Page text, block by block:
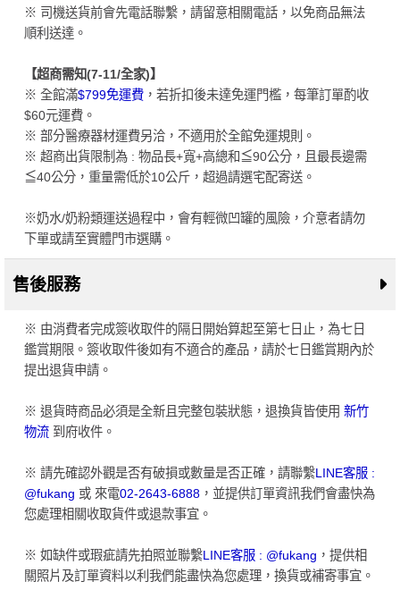
※ 司機送貨前會先電話聯繫，請留意相關電話，以免商品無法
順利送達。
【超商需知(7-11/全家)】
※ 全館滿$799免運費，若折扣後未達免運門檻，每筆訂單酌收
$60元運費。
※ 部分醫療器材運費另洽，不適用於全館免運規則。
※ 超商出貨限制為 : 物品長+寬+高總和≦90公分，且最長邊需
≦40公分，重量需低於10公斤，超過請選宅配寄送。
※奶水/奶粉類運送過程中，會有輕微凹罐的風險，介意者請勿
下單或請至實體門市選購。
售後服務
※ 由消費者完成簽收取件的隔日開始算起至第七日止，為七日
鑑賞期限。簽收取件後如有不適合的產品，請於七日鑑賞期內於
提出退貨申請。
※ 退貨時商品必須是全新且完整包裝狀態，退換貨皆使用 新竹
物流 到府收件。
※ 請先確認外觀是否有破損或數量是否正確，請聯繫LINE客服 :
@fukang 或 來電02-2643-6888，並提供訂單資訊我們會盡快為
您處理相關收取貨件或退款事宜。
※ 如缺件或瑕疵請先拍照並聯繫LINE客服 : @fukang ，提供相
關照片及訂單資料以利我們能盡快為您處理，換貨或補寄事宜。